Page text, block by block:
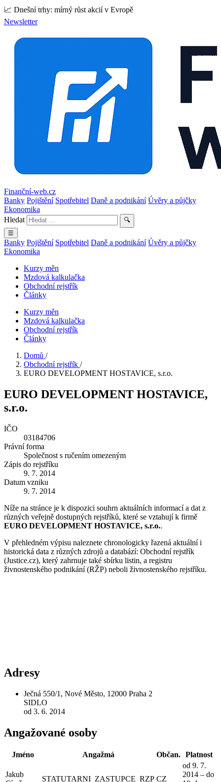
📈 Dnešní trhy: mírný růst akcií v Evropě
Newsletter
Finanční-web.cz
Banky Pojištění Spotřebitel Daně a podnikání Úvěry a půjčky
Ekonomika
Hledat
🔍
☰
Banky Pojištění Spotřebitel Daně a podnikání Úvěry a půjčky
Ekonomika
Kurzy měn
Mzdová kalkulačka
Obchodní rejstřík
Články
Kurzy měn
Mzdová kalkulačka
Obchodní rejstřík
Články
Domů /
Obchodní rejstřík /
EURO DEVELOPMENT HOSTAVICE, s.r.o.
EURO DEVELOPMENT HOSTAVICE,
s.r.o.
IČO
03184706
Právní forma
Společnost s ručením omezeným
Zápis do rejstříku
9. 7. 2014
Datum vzniku
9. 7. 2014
Níže na stránce je k dispozici souhrn aktuálních informací a dat z
různých veřejně dostupných rejstříků, které se vztahují k firmě
EURO DEVELOPMENT HOSTAVICE, s.r.o..
V přehledném výpisu naleznete chronologicky řazená aktuální i
historická data z různých zdrojů a databází: Obchodní rejstřík
(Justice.cz), který zahrnuje také sbírku listin, a registru
živnostenského podnikání (RŽP) neboli živnostenského rejstříku.
Adresy
Ječná 550/1, Nové Město, 12000 Praha 2
SIDLO
od 3. 6. 2014
Angažované osoby
Jméno Angažmá Občan. Platnost
Jakub
STATUTARNI_ZASTUPCE_RZP CZ
od 9. 7.
2014 – do